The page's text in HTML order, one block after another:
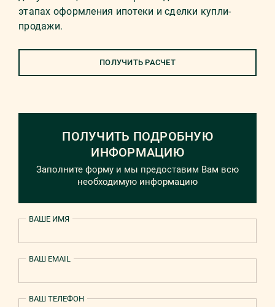
этапах оформления ипотеки и сделки купли-
продажи.
ПОЛУЧИТЬ РАСЧЕТ
ПОЛУЧИТЬ ПОДРОБНУЮ
ИНФОРМАЦИЮ
Заполните форму и мы предоставим Вам всю
необходимую информацию
ВАШЕ ИМЯ
ВАШ EMAIL
ВАШ ТЕЛЕФОН